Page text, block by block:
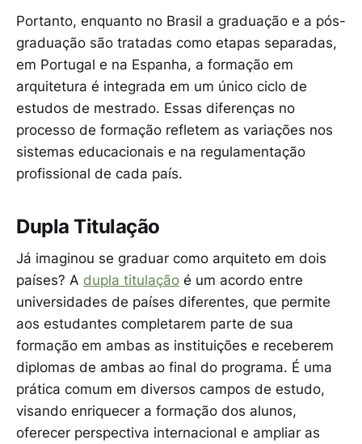
Portanto, enquanto no Brasil a graduação e a pós-
graduação são tratadas como etapas separadas,
em Portugal e na Espanha, a formação em
arquitetura é integrada em um único ciclo de
estudos de mestrado. Essas diferenças no
processo de formação refletem as variações nos
sistemas educacionais e na regulamentação
profissional de cada país.
Dupla Titulação
Já imaginou se graduar como arquiteto em dois
países? A dupla titulação é um acordo entre
universidades de países diferentes, que permite
aos estudantes completarem parte de sua
formação em ambas as instituições e receberem
diplomas de ambas ao final do programa. É uma
prática comum em diversos campos de estudo,
visando enriquecer a formação dos alunos,
oferecer perspectiva internacional e ampliar as